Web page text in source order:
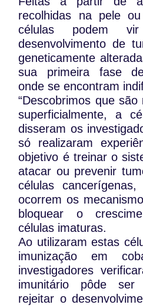
recolhidas na pele
células podem
desenvolvimento de
geneticamente
sua primeira fase de
onde se encontram
“Descobrimos que
superficialmente, a
disseram os
só realizaram
objetivo é treinar o
atacar ou prevenir
células
ocorrem os
bloquear o
células imaturas.
Ao utilizaram estas
imunização em
investigadores
imunitário pôde ser
rejeitar o